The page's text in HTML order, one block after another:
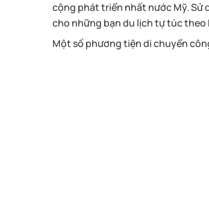
cộng phát triển nhất nước Mỹ. Sử
cho những bạn du lịch tự túc theo
Một số phương tiện di chuyển